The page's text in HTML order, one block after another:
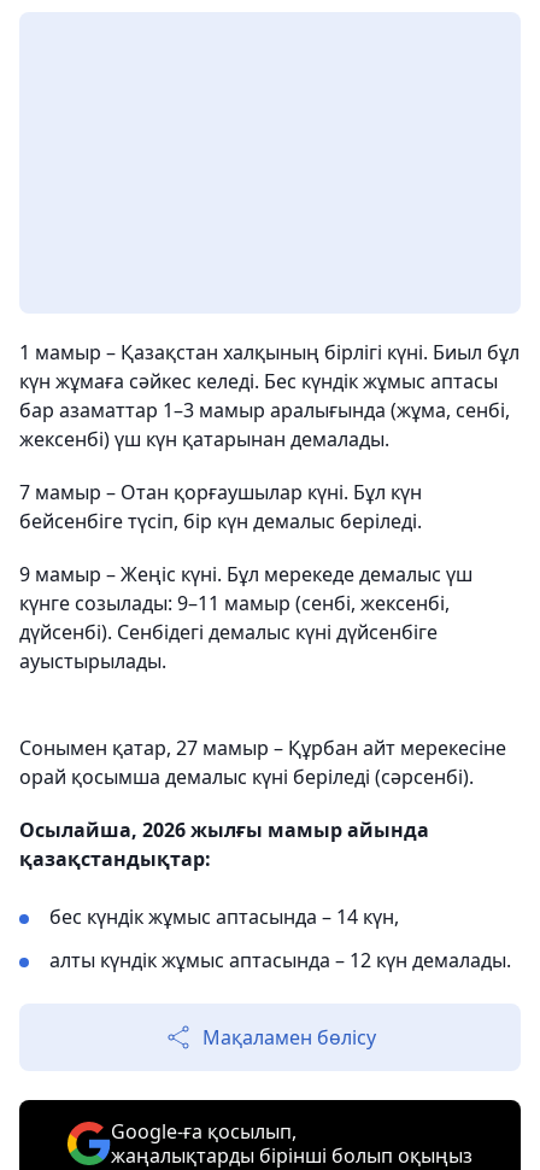
1 мамыр – Қазақстан халқының бірлігі күні. Биыл бұл
күн жұмаға сәйкес келеді. Бес күндік жұмыс аптасы
бар азаматтар 1–3 мамыр аралығында (жұма, сенбі,
жексенбі) үш күн қатарынан демалады.
7 мамыр – Отан қорғаушылар күні. Бұл күн
бейсенбіге түсіп, бір күн демалыс беріледі.
9 мамыр – Жеңіс күні. Бұл мерекеде демалыс үш
күнге созылады: 9–11 мамыр (сенбі, жексенбі,
дүйсенбі). Сенбідегі демалыс күні дүйсенбіге
ауыстырылады.
Сонымен қатар, 27 мамыр – Құрбан айт мерекесіне
орай қосымша демалыс күні беріледі (сәрсенбі).
Осылайша, 2026 жылғы мамыр айында
қазақстандықтар:
бес күндік жұмыс аптасында – 14 күн,
алты күндік жұмыс аптасында – 12 күн демалады.
Мақаламен бөлісу
Google-ға қосылып,
жаңалықтарды бірінші болып оқыңыз